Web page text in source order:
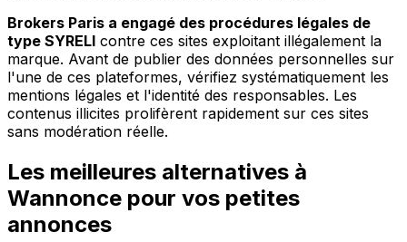
Brokers Paris a engagé des procédures légales de
type SYRELI contre ces sites exploitant illégalement la
marque. Avant de publier des données personnelles sur
l'une de ces plateformes, vérifiez systématiquement les
mentions légales et l'identité des responsables. Les
contenus illicites prolifèrent rapidement sur ces sites
sans modération réelle.
Les meilleures alternatives à
Wannonce pour vos petites
annonces